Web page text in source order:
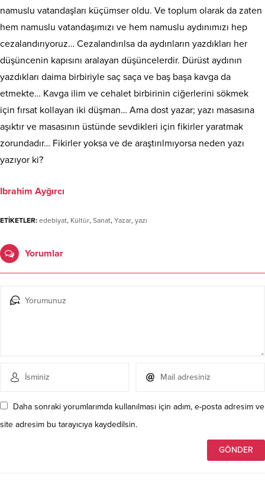
namuslu vatandaşları küçümser oldu. Ve toplum olarak da zaten
hem namuslu vatandaşımızı ve hem namuslu aydınımızı hep
cezalandırıyoruz… Cezalandırılsa da aydınların yazdıkları her
düşüncenin kapısını aralayan düşüncelerdir. Dürüst aydının
yazdıkları daima birbiriyle saç saça ve baş başa kavga da
etmekte… Kavga ilim ve cehalet birbirinin ciğerlerini sökmek
için fırsat kollayan iki düşman… Ama dost yazar; yazı masasına
aşıktır ve masasının üstünde sevdikleri için fikirler yaratmak
zorundadır… Fikirler yoksa ve de araştırılmıyorsa neden yazı
yazıyor ki?
Ibrahim Ayğırcı
ETİKETLER: edebiyat, Kültür, Sanat, Yazar, yazı
Yorumlar
Daha sonraki yorumlarımda kullanılması için adım, e-posta adresim ve
site adresim bu tarayıcıya kaydedilsin.